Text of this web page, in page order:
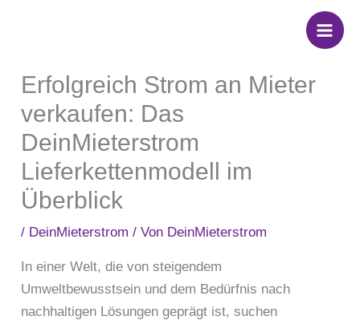
Erfolgreich Strom an Mieter
verkaufen: Das
DeinMieterstrom
Lieferkettenmodell im
Überblick
/ DeinMieterstrom / Von DeinMieterstrom
In einer Welt, die von steigendem
Umweltbewusstsein und dem Bedürfnis nach
nachhaltigen Lösungen geprägt ist, suchen